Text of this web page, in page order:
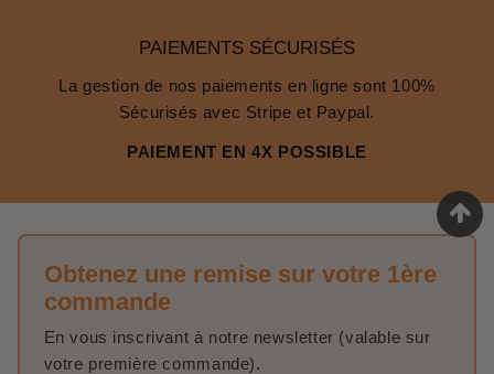
PAIEMENTS SÉCURISÉS
La gestion de nos paiements en ligne sont 100%
Sécurisés avec Stripe et Paypal.
PAIEMENT EN 4X POSSIBLE
Obtenez une remise sur votre 1ère
commande
En vous inscrivant à notre newsletter (valable sur
votre première commande).